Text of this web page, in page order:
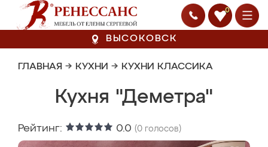
0
ВЫСОКОВСК
ГЛАВНАЯ → КУХНИ → КУХНИ КЛАССИКА
Кухня "Деметра"
Рейтинг: 0.0 (0 голосов)